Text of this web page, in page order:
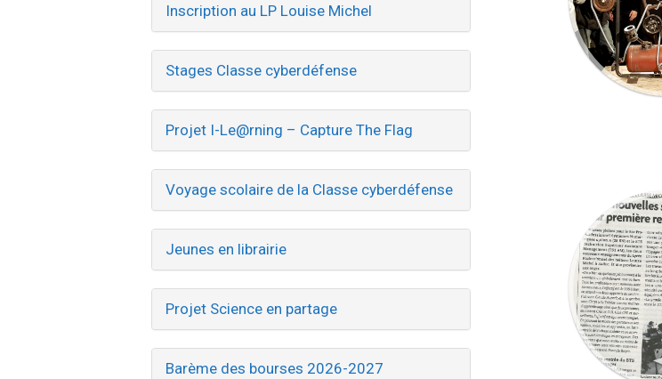
Inscription au LP Louise Michel
Stages Classe cyberdéfense
Projet I-Le@rning – Capture The Flag
Voyage scolaire de la Classe cyberdéfense
Jeunes en librairie
Projet Science en partage
Barème des bourses 2026-2027